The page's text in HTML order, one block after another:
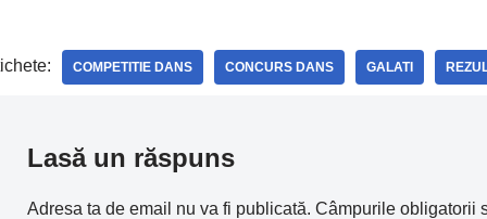
COMPETITIE DANS CONCURS DANS GALATI
Lasă un răspuns
Adresa ta de email nu va fi publicată. Câmpurile obligatorii